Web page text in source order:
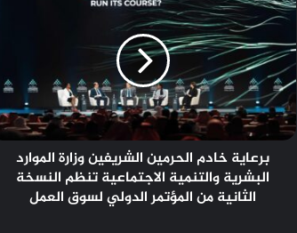
برعاية خادم الحرمين الشريفين وزارة الموارد
البشرية والتنمية الاجتماعية تنظم النسخة
الثانية من المؤتمر الدولي لسوق العمل